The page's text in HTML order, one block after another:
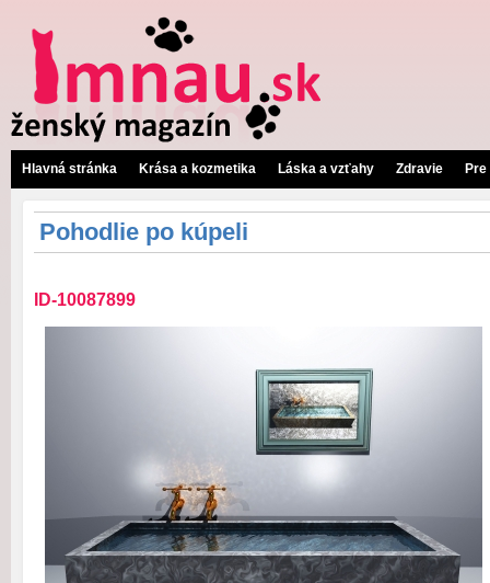
Hlavná stránka Krása a kozmetika Láska a vzťahy Zdravie
Pohodlie po kúpeli
ID-10087899